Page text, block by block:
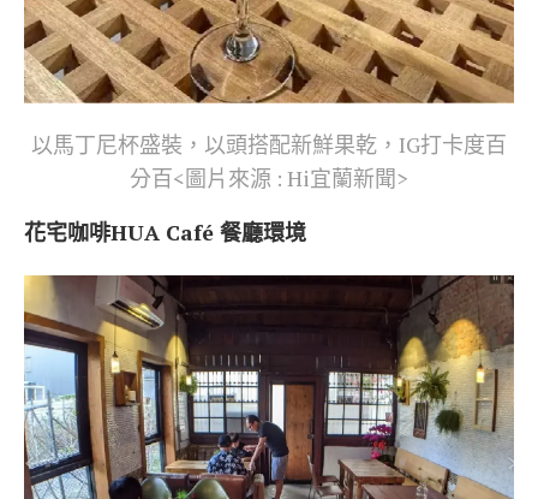
以馬丁尼杯盛裝，以頭搭配新鮮果乾，IG打卡度百
分百<圖片來源 : Hi宜蘭新聞>
花宅咖啡HUA Café 餐廳環境